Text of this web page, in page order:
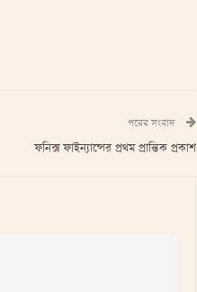
পরের সংবাদ
ফনিক্স ফাইন্যান্সের প্রথম প্রান্তিক প্রকাশ